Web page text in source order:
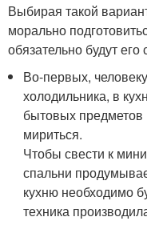
Выбирая такой
морально
обязательно будут
Во-первых,
холодильника, в
бытовых предметов
мириться.
Чтобы свести к
спальни
кухню необходимо
техника